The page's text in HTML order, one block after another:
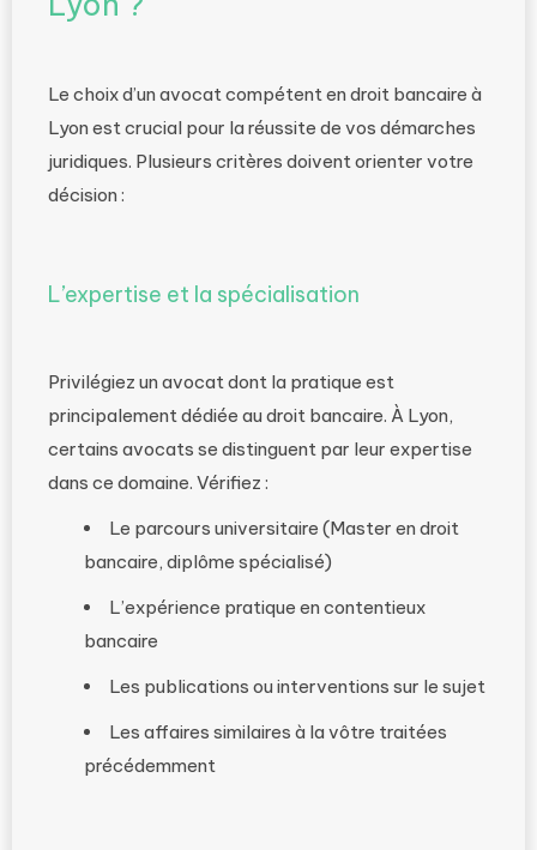
Le choix d’un avocat compétent en droit bancaire à
Lyon est crucial pour la réussite de vos démarches
juridiques. Plusieurs critères doivent orienter votre
décision :
L’expertise et la spécialisation
Privilégiez un avocat dont la pratique est
principalement dédiée au droit bancaire. À Lyon,
certains avocats se distinguent par leur expertise
dans ce domaine. Vérifiez :
Le parcours universitaire (Master en droit
bancaire, diplôme spécialisé)
L’expérience pratique en contentieux
bancaire
Les publications ou interventions sur le sujet
Les affaires similaires à la vôtre traitées
précédemment